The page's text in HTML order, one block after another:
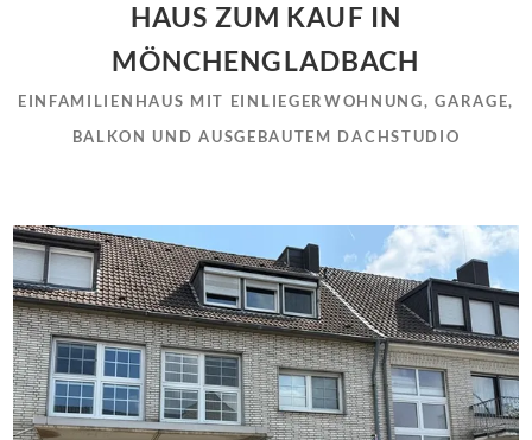
HAUS ZUM KAUF IN
MÖNCHENGLADBACH
EINFAMILIENHAUS MIT EINLIEGERWOHNUNG, GARAGE,
BALKON UND AUSGEBAUTEM DACHSTUDIO